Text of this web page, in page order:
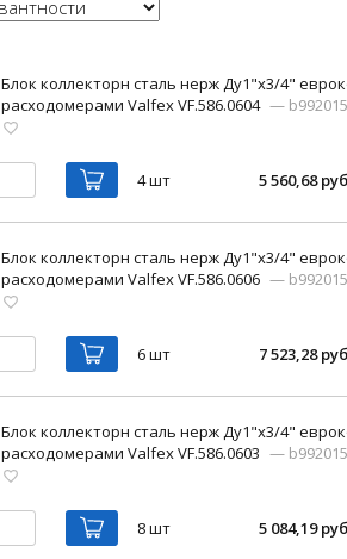
Блок коллекторн сталь нерж Ду1"х3/4"
расходомерами Valfex VF.586.0604 —
4 шт 5 560,68
Блок коллекторн сталь нерж Ду1"х3/4"
расходомерами Valfex VF.586.0606 —
6 шт 7 523,28
Блок коллекторн сталь нерж Ду1"х3/4"
расходомерами Valfex VF.586.0603 —
8 шт 5 084,19